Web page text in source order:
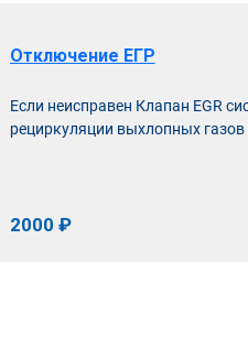
Отключение ЕГР
Если неисправен Клапан EGR
рециркуляции выхлопных газов
2000 ₽